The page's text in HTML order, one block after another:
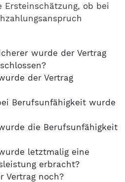
Ersteinschätzung, ob bei
wurde der Vertrag
der Vertrag
Berufsunfähigkeit wurde
die Berufsunfähigkeit
letztmalig eine
erbracht?
Vertrag noch?